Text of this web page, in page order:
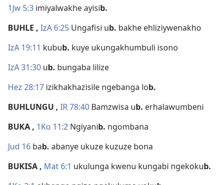
1Jw 5:3 imiyalwakhe ayisib.
BUHLE , IzA 6:25 Ungafisi ub. bakhe ehliziywenakho
IzA 19:11 kubub. kuye ukungakhumbuli isono
IzA 31:30 ub. bungaba lilize
Hez 28:17 izikhakhazisile ngebanga lob.
BUHLUNGU , IR 78:40 Bamzwisa ub. erhalawumbeni
BUKA, 1Ko 11:2 Ngiyanib. ngombana
Jud 16 bab. abanye ukuze kuzuze bona
BUKISA, Mat 6:1 ukulunga kwenu kungabi ngekokub.